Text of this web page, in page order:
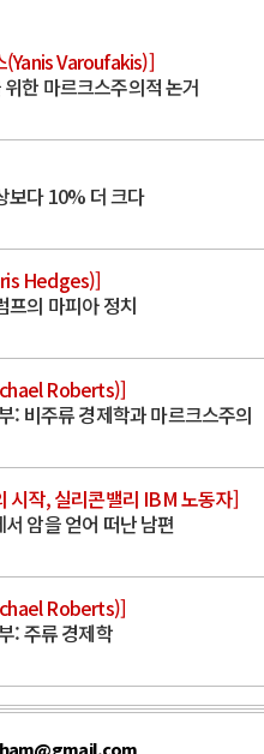
(Yanis Varoufakis)]
한 마르크스주의적 논거
보다 10% 더 크다
Hedges)]
프의 마피아 정치
Roberts)]
: 비주류 경제학과 마르크스주의
시작, 실리콘밸리 IBM 노동자]
암을 얻어 떠난 남편
Roberts)]
: 주류 경제학